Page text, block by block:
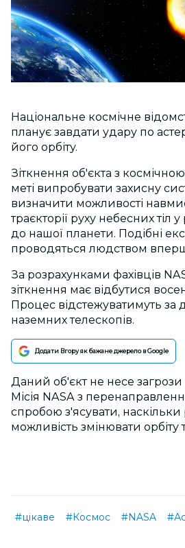
Національне космічне
планує завдати удару по
його орбіту.
Зіткнення об'єкта з
меті випробувати захисну
визначити можливості
траєкторії руху небесних тіл
до нашої планети. Подібні
проводяться людством
За розрахунками фахівців
зіткнення має відбутися
Процес відстежуватимуть за
наземних телескопів.
Додати Вгору як бажане джерело в Google
Даний об'єкт не несе загрози
Місія NASA з
спробою з'ясувати,
можливість змінювати орбіту
#цікаве #Космос #NASA